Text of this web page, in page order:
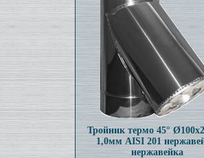
Тройник термо 45°
1,0мм AISI 201
нержавейка